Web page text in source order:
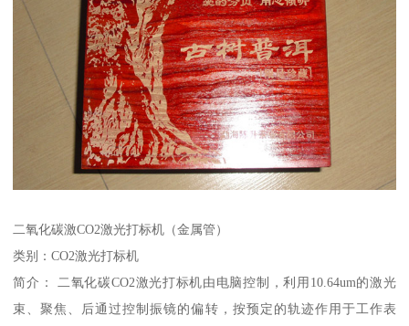
二氧化碳激CO2激光打标机（金属管）
类别：CO2激光打标机
简介： 二氧化碳CO2激光打标机由电脑控制，利用10.64um的激光
束、聚焦、后通过控制振镜的偏转，按预定的轨迹作用于工作表